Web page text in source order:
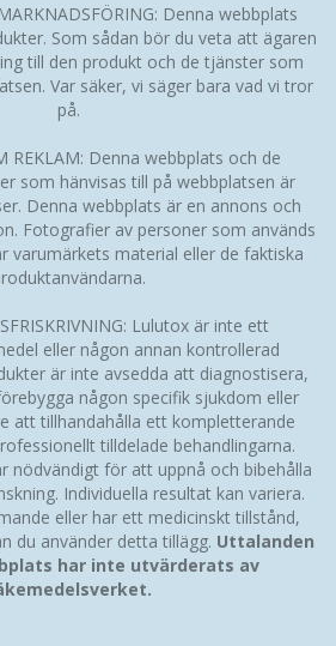
Denna webbplats
Som sådan bör du veta att ägaren
till den produkt och de tjänster som
Var säker, vi säger bara vad vi tror
på.
REKLAM: Denna webbplats och de
som hänvisas till på webbplatsen är
Denna webbplats är en annons och
Fotografier av personer som används
varumärkets material eller de faktiska
Lulutox är inte ett
eller någon annan kontrollerad
är inte avsedda att diagnostisera,
någon specifik sjukdom eller
att tillhandahålla ett kompletterande
tilldelade behandlingarna.
nödvändigt för att uppnå och bibehålla
Individuella resultat kan variera.
eller har ett medicinskt tillstånd,
du använder detta tillägg. Uttalanden
har inte utvärderats av